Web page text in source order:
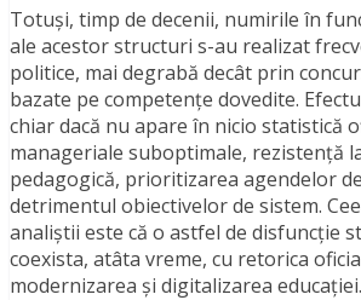
Totuși, timp de decenii, numirile în
ale acestor structuri s-au realizat
politice, mai degrabă decât prin
bazate pe competențe dovedite.
chiar dacă nu apare în nicio statistică
manageriale suboptimale, rezistență
pedagogică, prioritizarea agendelor
detrimentul obiectivelor de sistem.
analiștii este că o astfel de disfuncție
coexista, atâta vreme, cu retorica
modernizarea și digitalizarea educației.